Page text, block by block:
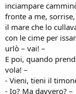
inciampare
fronte a me,
il mare che lo
con le cime per
urlò – vai! –
E poi, quando
vola! –
- Vieni, tieni il
- Io? Ma davvero? –